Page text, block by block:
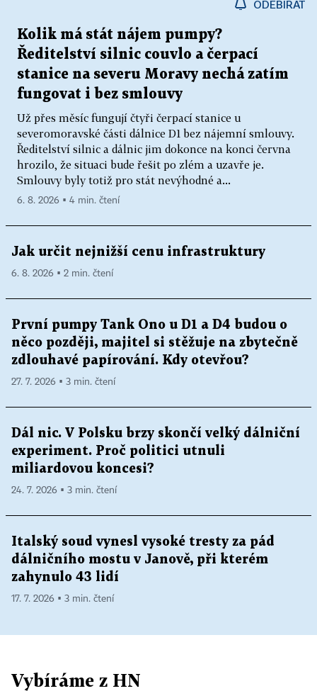
ODEBÍRAT
Kolik má stát nájem pumpy?
Ředitelství silnic couvlo a čerpací
stanice na severu Moravy nechá zatím
fungovat i bez smlouvy
Už přes měsíc fungují čtyři čerpací stanice u
severomoravské části dálnice D1 bez nájemní smlouvy.
Ředitelství silnic a dálnic jim dokonce na konci června
hrozilo, že situaci bude řešit po zlém a uzavře je.
Smlouvy byly totiž pro stát nevýhodné a...
6. 8. 2026 ▪ 4 min. čtení
Jak určit nejnižší cenu infrastruktury
6. 8. 2026 ▪ 2 min. čtení
První pumpy Tank Ono u D1 a D4 budou o
něco později, majitel si stěžuje na zbytečně
zdlouhavé papírování. Kdy otevřou?
27. 7. 2026 ▪ 3 min. čtení
Dál nic. V Polsku brzy skončí velký dálniční
experiment. Proč politici utnuli
miliardovou koncesi?
24. 7. 2026 ▪ 3 min. čtení
Italský soud vynesl vysoké tresty za pád
dálničního mostu v Janově, při kterém
zahynulo 43 lidí
17. 7. 2026 ▪ 3 min. čtení
Vybíráme z HN